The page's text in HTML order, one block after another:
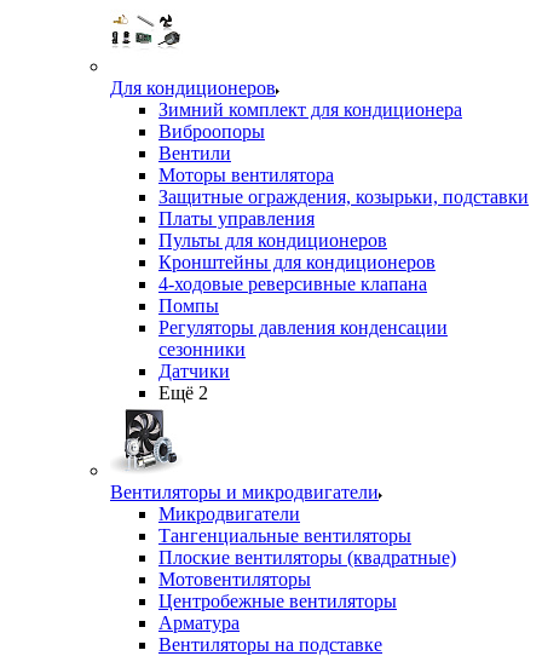
Для кондиционеров
Зимний комплект для кондиционера
Виброопоры
Вентили
Моторы вентилятора
Защитные ограждения, козырьки, подставки
Платы управления
Пульты для кондиционеров
Кронштейны для кондиционеров
4-ходовые реверсивные клапана
Помпы
Регуляторы давления конденсации
сезонники
Датчики
Ещё 2
Вентиляторы и микродвигатели
Микродвигатели
Тангенциальные вентиляторы
Плоские вентиляторы (квадратные)
Мотовентиляторы
Центробежные вентиляторы
Арматура
Вентиляторы на подставке